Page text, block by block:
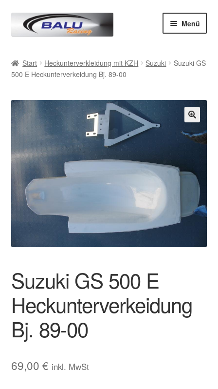
Navigation
Zum
Inhalt
Menü
AGB
Datenschutz
Impressum
Kasse
Mein Konto
Produkte
Zahlungsarten und Versand
Start Heckunterverkleidung mit KZH Suzuki
Suzuki GS
500 E Heckunterverkeidung Bj. 89-00
Suzuki GS 500 E
Heckunterverkeidung
Bj. 89-00
69,00 € inkl. MwSt